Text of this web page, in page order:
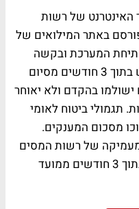
האינטרנט של רשות
באתר המילואים של
המערכת ובקשה
עבור תקופת זכאות מסוימת תוגש בתוך 3 חודשים מסיום
בהקדם ולא יאוחר
תגמולי ביטוח לאומי
מסכום המענקים.
של רשות המסים
וקרן הסיוע, סכום המענק ייקבע בתוך 3 חודשים ממועד